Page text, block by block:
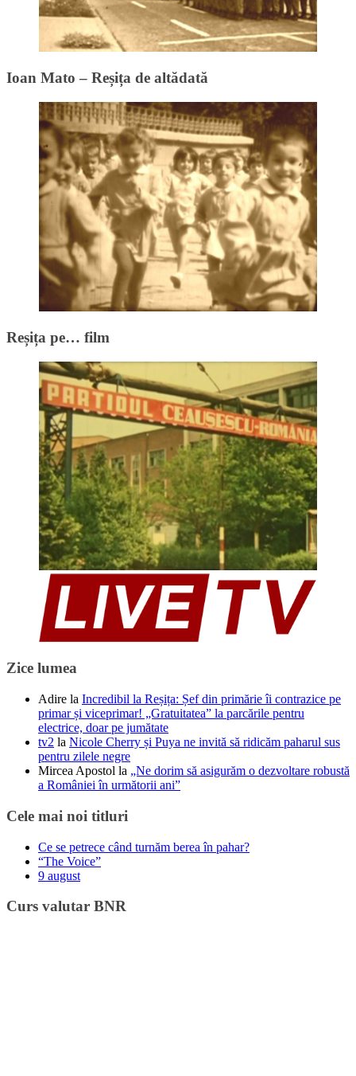
Ioan Mato – Reșița de altădată
Reșița pe… film
Zice lumea
Adire la Incredibil la Reșița: Șef din primărie îi contrazice pe
primar și viceprimar! „Gratuitatea” la parcările pentru
electrice, doar pe jumătate
tv2 la Nicole Cherry și Puya ne invită să ridicăm paharul sus
pentru zilele negre
Mircea Apostol la „Ne dorim să asigurăm o dezvoltare robustă
a României în următorii ani”
Cele mai noi titluri
Ce se petrece când turnăm berea în pahar?
“The Voice”
9 august
Curs valutar BNR